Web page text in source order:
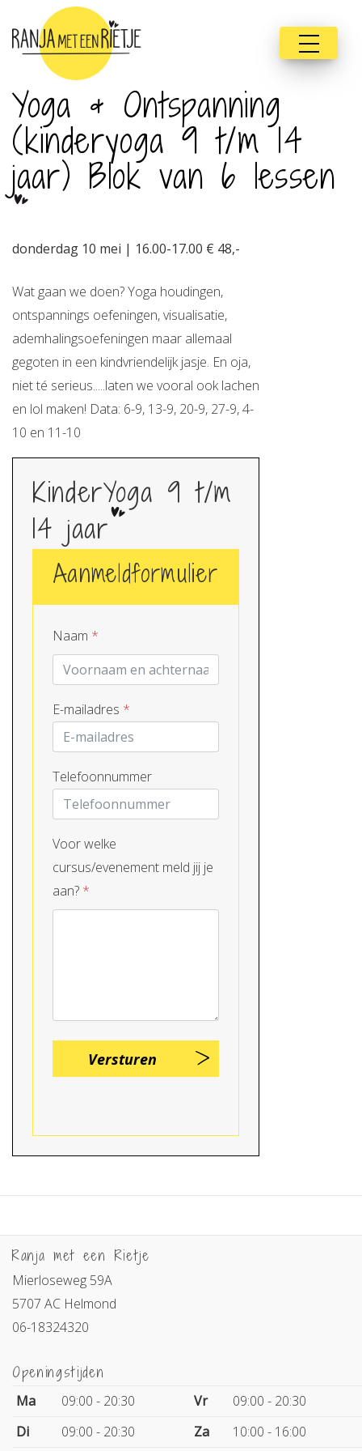
Yoga & Ontspanning
(kinderyoga 9 t/m 14
jaar) Blok van 6 lessen
donderdag 10 mei | 16.00-17.00 € 48,-
Wat gaan we doen? Yoga houdingen,
ontspannings oefeningen, visualisatie,
ademhalingsoefeningen maar allemaal
gegoten in een kindvriendelijk jasje. En oja,
niet té serieus.....laten we vooral ook lachen
en lol maken! Data: 6-9, 13-9, 20-9, 27-9, 4-
10 en 11-10
KinderYoga 9 t/m
14 jaar
Aanmeldformulier
Naam *
E-mailadres *
Telefoonnummer
Voor welke
cursus/evenement meld jij je
aan? *
Ranja met een Rietje
Mierloseweg 59A
5707 AC Helmond
06-18324320
Openingstijden
Ma 09:00 - 20:30 Vr
09:00 - 20:30
Di
09:00 - 20:30 Za 10:00 - 16:00